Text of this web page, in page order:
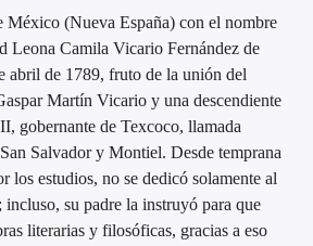
México (Nueva España) con el nombre
Leona Camila Vicario Fernández de
abril de 1789, fruto de la unión del
Martín Vicario y una descendiente
gobernante de Texcoco, llamada
Salvador y Montiel. Desde temprana
los estudios, no se dedicó solamente al
su padre la instruyó para que
literarias y filosóficas, gracias a eso